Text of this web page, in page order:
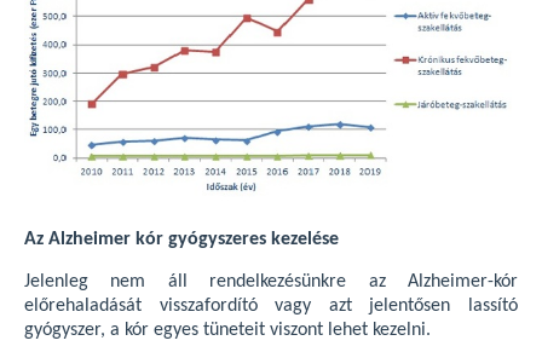
Az Alzheimer kór gyógyszeres kezelése
Jelenleg nem áll rendelkezésünkre az Alzheimer-kór
előrehaladását visszafordító vagy azt jelentősen lassító
gyógyszer, a kór egyes tüneteit viszont lehet kezelni.